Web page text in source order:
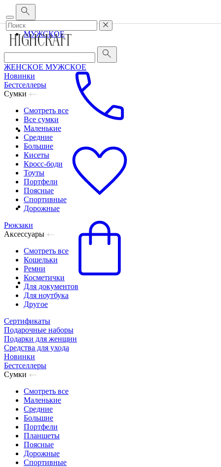
Корпоративным клиентам
ЖЕНСКОЕ
МУЖСКОЕ
ЖЕНСКОЕ МУЖСКОЕ
Новинки
Бестселлеры
Сумки
Смотреть все
Все сумки
Маленькие
Средние
Большие
Кисеты
Кросс-боди
Тоуты
Портфели
Поясные
Спортивные
Дорожные
Рюкзаки
Аксессуары
Смотреть все
Кошельки
Ремни
Косметички
Для документов
Для ноутбука
Другое
Сертификаты
Подарочные наборы
Подарки для женщин
Средства для ухода
Новинки
Бестселлеры
Сумки
Смотреть все
Маленькие
Средние
Большие
Портфели
Планшеты
Поясные
Дорожные
Спортивные